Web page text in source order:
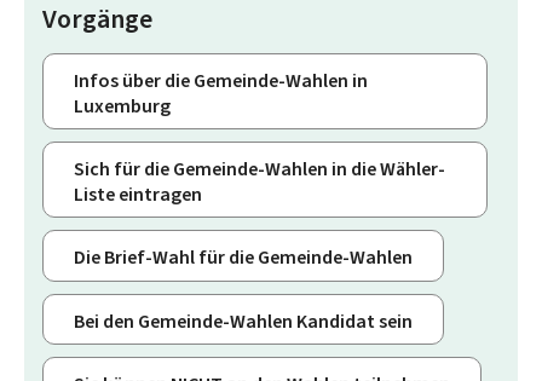
Vorgänge
Infos über die Gemeinde-Wahlen in
Luxemburg
Sich für die Gemeinde-Wahlen in die Wähler-
Liste eintragen
Die Brief-Wahl für die Gemeinde-Wahlen
Bei den Gemeinde-Wahlen Kandidat sein